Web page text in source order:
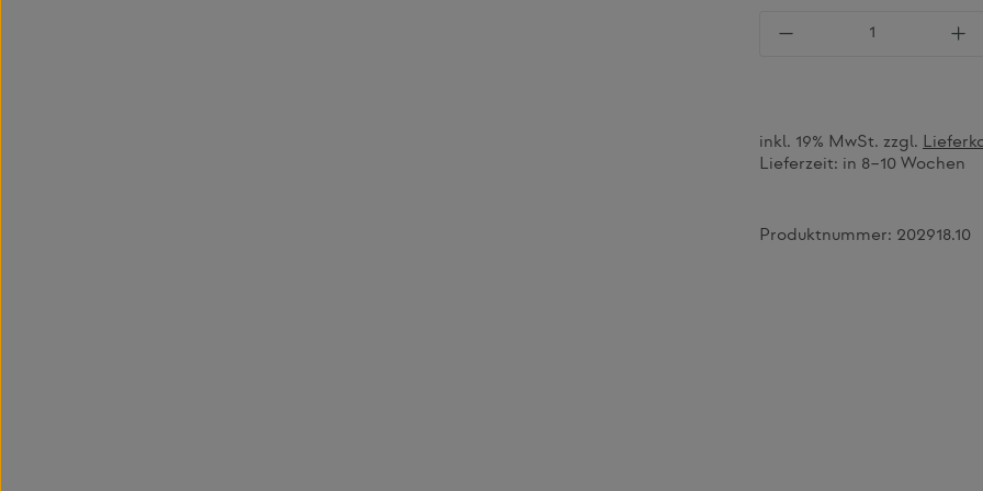
Produkt Anzahl:
inkl. 19% MwSt. zzgl.
Lieferzeit: in 8–10 Wochen
Produktnummer: 202918.10